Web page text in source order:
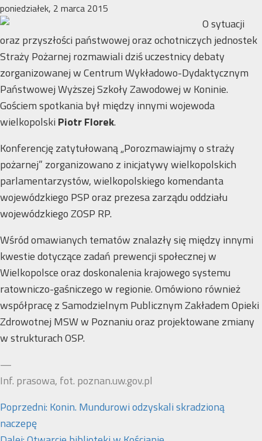
poniedziałek, 2 marca 2015
O sytuacji
oraz przyszłości państwowej oraz ochotniczych jednostek
Straży Pożarnej rozmawiali dziś uczestnicy debaty
zorganizowanej w Centrum Wykładowo-Dydaktycznym
Państwowej Wyższej Szkoły Zawodowej w Koninie.
Gościem spotkania był między innymi wojewoda
wielkopolski Piotr Florek.
Konferencję zatytułowaną „Porozmawiajmy o straży
pożarnej” zorganizowano z inicjatywy wielkopolskich
parlamentarzystów, wielkopolskiego komendanta
wojewódzkiego PSP oraz prezesa zarządu oddziału
wojewódzkiego ZOSP RP.
Wśród omawianych tematów znalazły się między innymi
kwestie dotyczące zadań prewencji społecznej w
Wielkopolsce oraz doskonalenia krajowego systemu
ratowniczo-gaśniczego w regionie. Omówiono również
współpracę z Samodzielnym Publicznym Zakładem Opieki
Zdrowotnej MSW w Poznaniu oraz projektowane zmiany
w strukturach OSP.
—
Inf. prasowa, fot. poznan.uw.gov.pl
Zobacz
wpisy
Poprzedni: Konin. Mundurowi odzyskali skradzioną
naczepę